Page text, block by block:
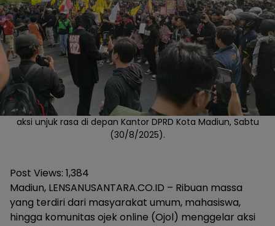
aksi unjuk rasa di depan Kantor DPRD Kota Madiun, Sabtu
(30/8/2025).
Post Views: 1,384
Madiun, LENSANUSANTARA.CO.ID – Ribuan massa
yang terdiri dari masyarakat umum, mahasiswa,
hingga komunitas ojek online (Ojol) menggelar aksi